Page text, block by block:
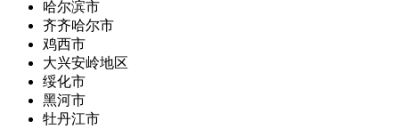
哈尔滨市
齐齐哈尔市
鸡西市
大兴安岭地区
绥化市
黑河市
牡丹江市